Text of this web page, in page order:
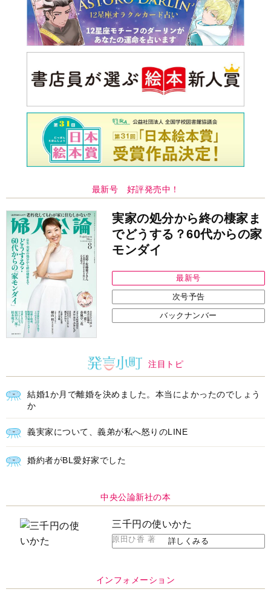
最新号 好評発売中！
実家の処分から終の棲家ま
でどうする？60代からの家
モンダイ
最新号
次号予告
バックナンバー
注目トピ
結婚1か月で離婚を決めました。本当によかったのでしょう
か
義実家について、義弟が私へ怒りのLINE
婚約者がBL愛好家でした
中央公論新社の本
三千円の使いかた
原田ひ香 著 詳しくみる
インフォメーション